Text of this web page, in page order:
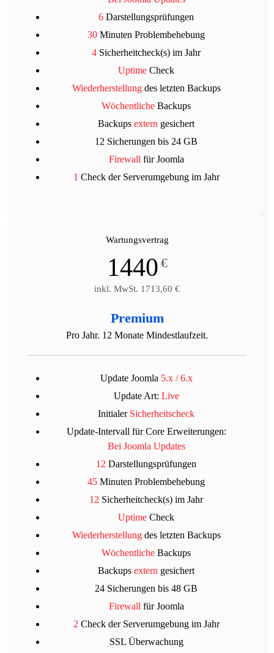
6 Darstellungsprüfungen
30 Minuten Problembehebung
4 Sicherheitcheck(s) im Jahr
Uptime Check
Wiederherstellungdes letzten Backups
Wöchentliche Backups
Backups extern gesichert
12 Sicherungen bis 24 GB
Firewall für Joomla
1 Check der Serverumgebung im Jahr
Wartungsvertrag
1440 €
inkl. MwSt. 1713,60 €
Premium
Pro Jahr. 12 Monate Mindestlaufzeit.
Update Joomla 5.x / 6.x
Update Art: Live
Initialer Sicherheitscheck
Update-Intervall für Core Erweiterungen:
Bei Joomla Updates
12 Darstellungsprüfungen
45 Minuten Problembehebung
12 Sicherheitcheck(s) im Jahr
Uptime Check
Wiederherstellungdes letzten Backups
Wöchentliche Backups
Backups extern gesichert
24 Sicherungen bis 48 GB
Firewall für Joomla
2 Check der Serverumgebung im Jahr
SSL Überwachung